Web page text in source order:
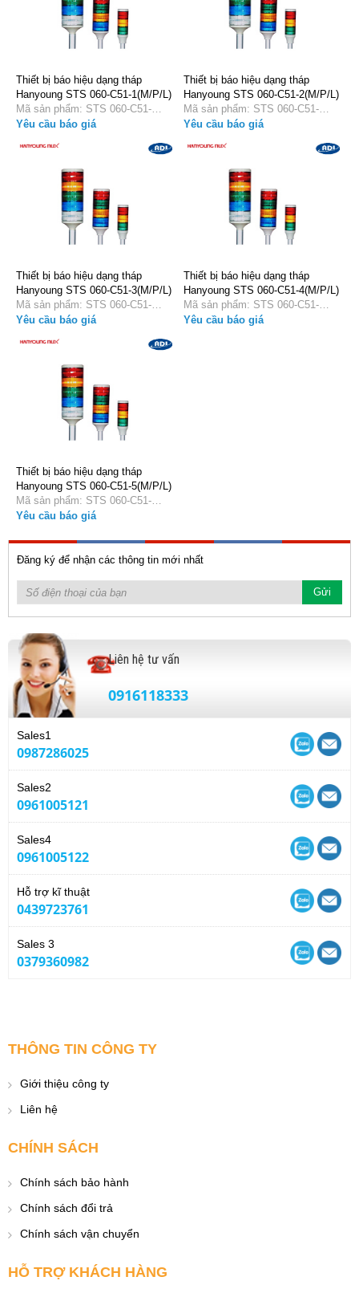
Thiết bị báo hiệu dạng tháp
Hanyoung STS 060-C51-1(M/P/L)
Mã sản phẩm: STS 060-C51-
1(M/P/L)
Yêu cầu báo giá
Thiết bị báo hiệu dạng tháp
Hanyoung STS 060-C51-2(M/P/L)
Mã sản phẩm: STS 060-C51-
2(M/P/L)
Yêu cầu báo giá
Thiết bị báo hiệu dạng tháp
Hanyoung STS 060-C51-3(M/P/L)
Mã sản phẩm: STS 060-C51-
3(M/P/L)
Yêu cầu báo giá
Thiết bị báo hiệu dạng tháp
Hanyoung STS 060-C51-4(M/P/L)
Mã sản phẩm: STS 060-C51-
4(M/P/L)
Yêu cầu báo giá
Thiết bị báo hiệu dạng tháp
Hanyoung STS 060-C51-5(M/P/L)
Mã sản phẩm: STS 060-C51-
5(M/P/L)
Yêu cầu báo giá
Đăng ký để nhận các thông tin mới nhất
Liên hệ tư vấn
0916118333
Sales1
0987286025
Sales2
0961005121
Sales4
0961005122
Hỗ trợ kĩ thuật
0439723761
Sales 3
0379360982
THÔNG TIN CÔNG TY
Giới thiệu công ty
Liên hệ
CHÍNH SÁCH
Chính sách bảo hành
Chính sách đổi trả
Chính sách vận chuyển
HỖ TRỢ KHÁCH HÀNG